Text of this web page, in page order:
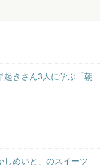
起きさん3人に学ぶ「朝
しめいと」のスイーツ